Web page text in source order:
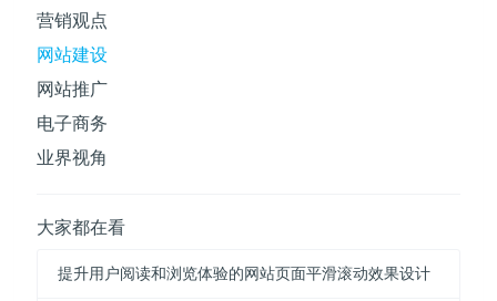
营销观点
网站建设
网站推广
电子商务
业界视角
大家都在看
提升用户阅读和浏览体验的网站页面平滑滚动效果设计